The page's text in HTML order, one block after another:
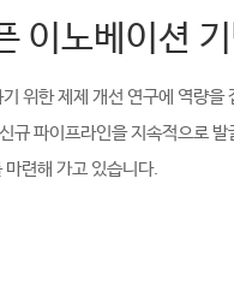
이노베이션
위한 제제 개선 연구에 역량을
규 파이프라인을 지속적으로
련해 가고 있습니다.